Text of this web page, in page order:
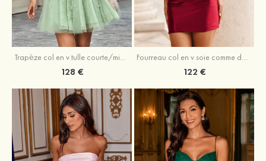
Trapèze col en v tulle courte/mini robe de fête de la rentrée avec perles
128 €
Fourreau col en v soie comme du satin courte/mini robe de fête de la rentrée avec paillettes
122 €